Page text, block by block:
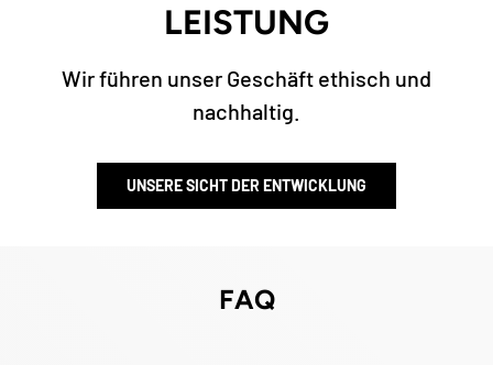
LEISTUNG
Wir führen unser Geschäft ethisch und
nachhaltig.
UNSERE SICHT DER ENTWICKLUNG
FAQ